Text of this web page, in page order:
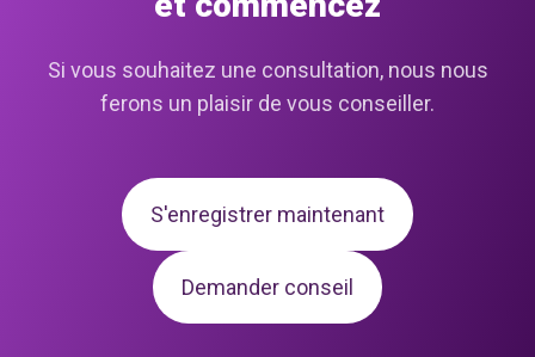
Si vous souhaitez une consultation, nous nous
ferons un plaisir de vous conseiller.
S'enregistrer maintenant
Demander conseil